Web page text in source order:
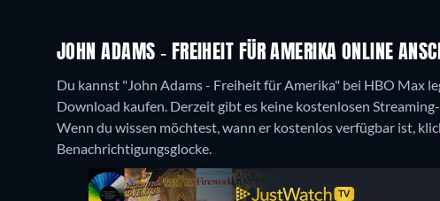
JOHN ADAMS - FREIHEIT FÜR AMERIKA ONLINE
Du kannst "John Adams - Freiheit für Amerika" bei HBO Max
Download kaufen. Derzeit gibt es keine kostenlosen
Wenn du wissen möchtest, wann er kostenlos verfügbar ist,
Benachrichtigungsglocke.